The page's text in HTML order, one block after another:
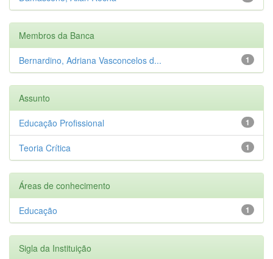
Membros da Banca
1
Bernardino, Adriana Vasconcelos d...
Assunto
1
Educação Profissional
1
Teoria Crítica
Áreas de conhecimento
1
Educação
Sigla da Instituição